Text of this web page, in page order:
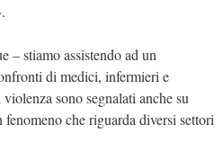
– stiamo assistendo ad un
di medici, infermieri e
sono segnalati anche su
che riguarda diversi settori